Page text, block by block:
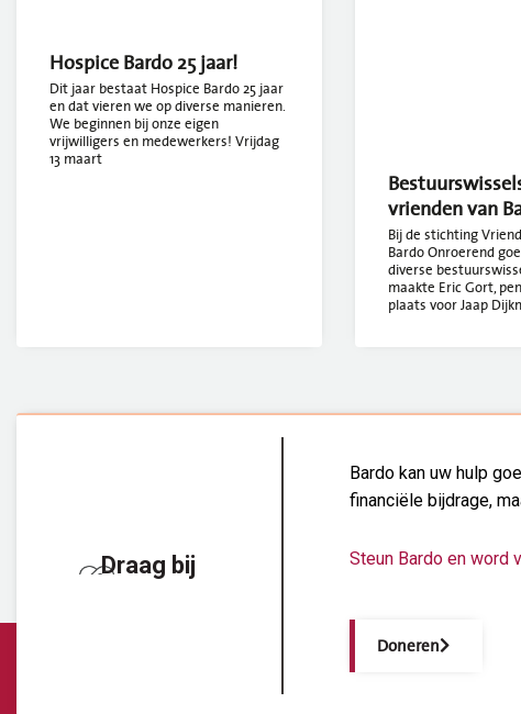
Hospice Bardo 25 jaar!
Dit jaar bestaat Hospice Bardo 25 jaar
en dat vieren we op diverse manieren.
We beginnen bij onze eigen
vrijwilligers en medewerkers! Vrijdag
13 maart
vrienden van
Bij de stichting
Bardo Onroerend
diverse
maakte Eric Gort,
plaats voor Jaap
Draag bij
Bardo kan uw hulp
financiële bijdrage,
Steun Bardo en word
Doneren